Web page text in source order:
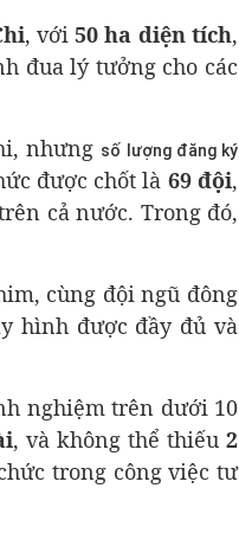
, với50 ha diện tích,
đua lý tưởng cho các
nhưng số lượng đăng ký
được chốt là 69 đội,
cả nước. Trong đó,
cùng đội ngũ đông
hình được đầy đủ và
nghiệm trên dưới 10
, và không thể thiếu 2
trong công việc tư